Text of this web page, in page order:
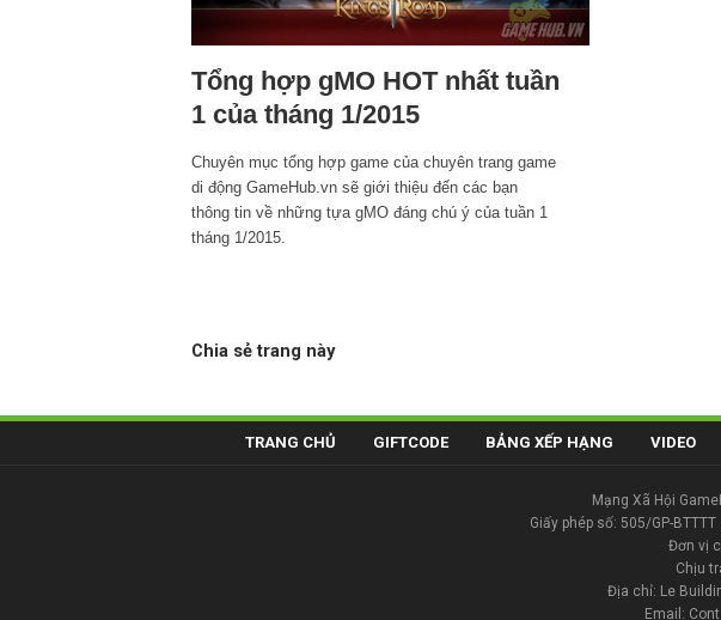
Tổng hợp gMO HOT nhất tuần
1 của tháng 1/2015
Chuyên mục tổng hợp game của chuyên trang game
di động GameHub.vn sẽ giới thiệu đến các bạn
thông tin về những tựa gMO đáng chú ý của tuần 1
tháng 1/2015.
Chia sẻ trang này
TRANG CHỦ GIFTCODE BẢNG XẾP HẠNG VIDEO
Mạng Xã Hội
Giấy phép số: 505/GP-
Đơn vị
Chịu
Địa chỉ: Le
Email: